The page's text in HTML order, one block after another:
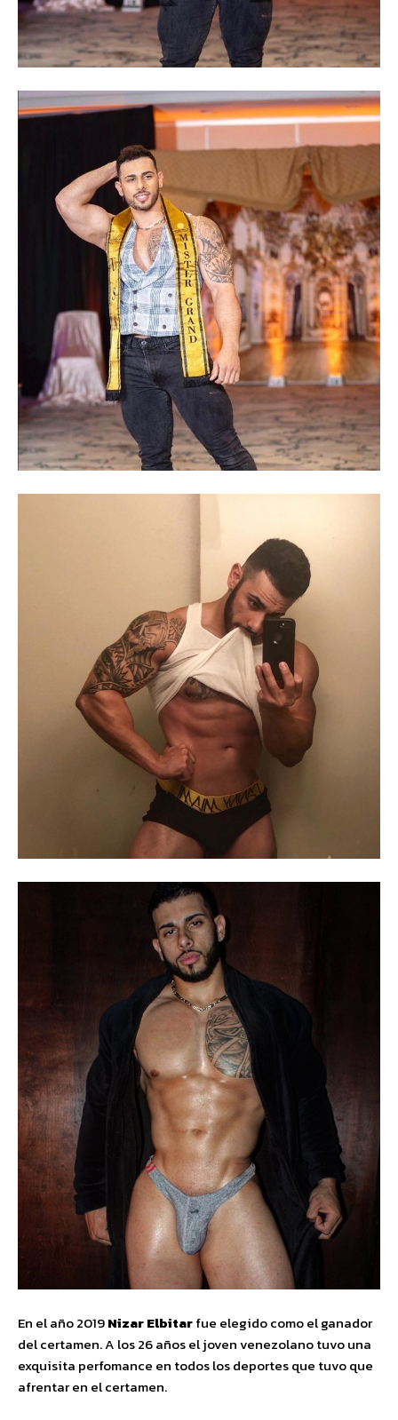
En el año 2019Nizar Elbitarfue elegido como el ganador
del certamen. A los 26 años el joven venezolano tuvo una
exquisita perfomance en todos los deportes que tuvo que
afrentar en el certamen.